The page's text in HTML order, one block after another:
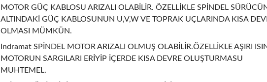
MOTOR GÜÇ KABLOSU ARIZALI OLABİLİR. ÖZELLİKLE SPİNDEL
ALTINDAKİ GÜÇ KABLOSUNUN U,V,W VE TOPRAK UÇLARINDA KISA
OLMASI MÜMKÜN.
Indramat SPİNDEL MOTOR ARIZALI OLMUŞ OLABİLİR.ÖZELLİKLE AŞIRI
MOTORUN SARGILARI ERİYİP İÇERDE KISA DEVRE OLUŞTURMASU
MUHTEMEL.